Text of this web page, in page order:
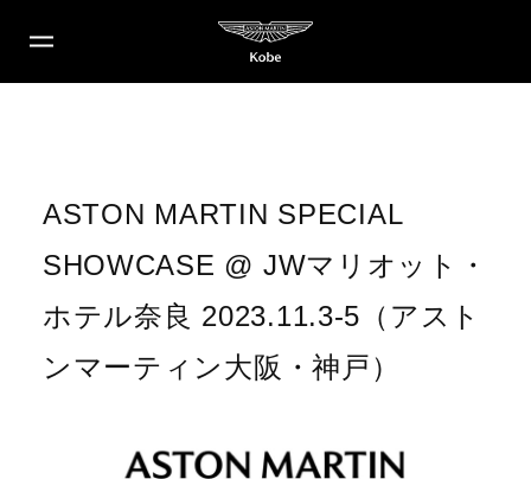
ASTON MARTIN SPECIAL
SHOWCASE @ JWマリオット・
ホテル奈良 2023.11.3-5（アスト
ンマーティン大阪・神戸）